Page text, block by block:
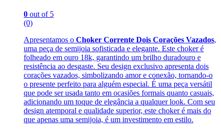
0 out of 5
(0)
Apresentamos o Choker Corrente Dois Corações Vazados,
uma peça de semijoia sofisticada e elegante. Este choker é
folheado em ouro 18k, garantindo um brilho duradouro e
resistência ao desgaste. Seu design exclusivo apresenta dois
corações vazados, simbolizando amor e conexão, tornando-o
o presente perfeito para alguém especial. É uma peça versátil
que pode ser usada tanto em ocasiões formais quanto casuais,
adicionando um toque de elegância a qualquer look. Com seu
design atemporal e qualidade superior, este choker é mais do
que apenas uma semijoia, é um investimento em estilo.